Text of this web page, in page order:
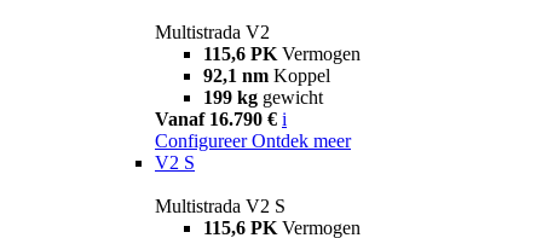
Multistrada V2
115,6 PK Vermogen
92,1 nm Koppel
199 kg gewicht
Vanaf 16.790 € i
Configureer Ontdek meer
V2 S
Multistrada V2 S
115,6 PK Vermogen